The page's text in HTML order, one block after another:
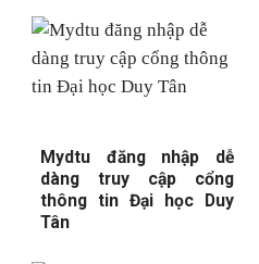
Mydtu đăng nhập dễ
dàng truy cập cổng
thông tin Đại học Duy
Tân